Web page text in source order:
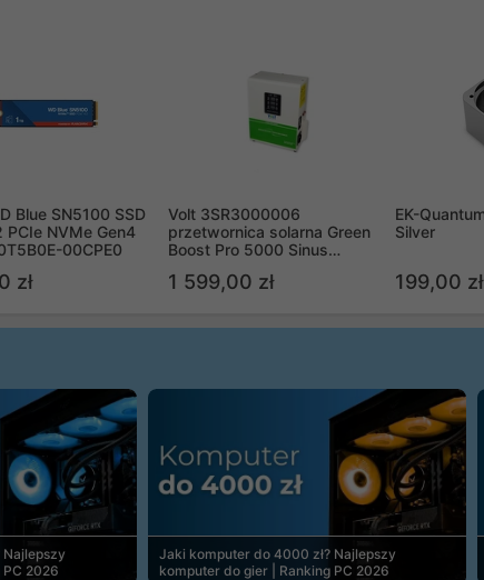
Blue SN5100 SSD
PCIe NVMe Gen4
00CPE0
zł
Volt 3SR3000006
przetwornica solarna Green
Boost Pro 5000 Sinus
1 599,00 zł
EK-
Silver
199,00 zł
2026
Jaki komputer do 4000 zł? Najlepszy
komputer do gier | Ranking PC 2026